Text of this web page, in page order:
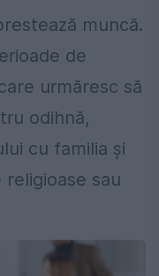
muncă.
de
urmăresc să
odihnă,
cu familia și
sau